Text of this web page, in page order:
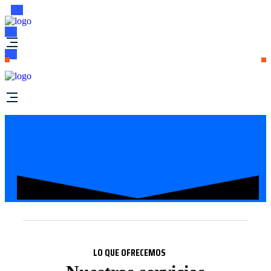
LO QUE OFRECEMOS